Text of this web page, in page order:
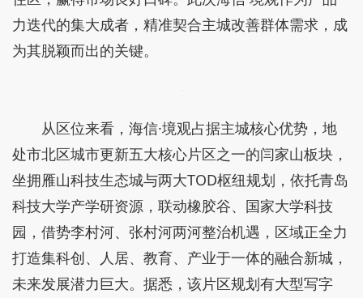
力迭代的集大成者，精准契合主城改善群体需求，成
为其脱颖而出的关键。
从区位来看，海信·境观占据主城核心优势，地
处市北区城市更新五大核心片区之一的闫家山板块，
坐拥雁山科技生态城与两大TOD枢纽规划，依托青岛
科技大学产学研资源，联动橡胶谷、国家大学科技
园，借势李村河、张村河两河整治机遇，区域正全力
打造集科创、人居、教育、产业于一体的融合新城，
未来发展潜力巨大。据悉，该片区规划有大型写字